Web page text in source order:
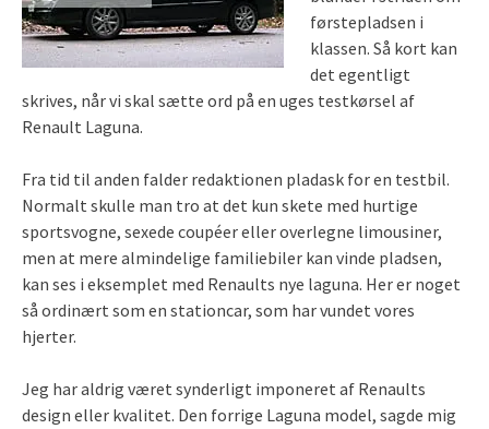
førstepladsen i
klassen. Så kort kan
det egentligt
skrives, når vi skal sætte ord på en uges testkørsel af
Renault Laguna.
Fra tid til anden falder redaktionen pladask for en testbil.
Normalt skulle man tro at det kun skete med hurtige
sportsvogne, sexede coupéer eller overlegne limousiner,
men at mere almindelige familiebiler kan vinde pladsen,
kan ses i eksemplet med Renaults nye laguna. Her er noget
så ordinært som en stationcar, som har vundet vores
hjerter.
Jeg har aldrig været synderligt imponeret af Renaults
design eller kvalitet. Den forrige Laguna model, sagde mig